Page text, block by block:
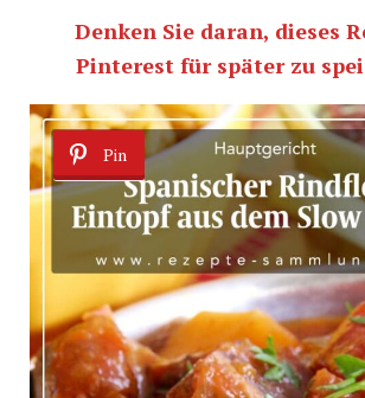
Denken Sie daran, dieses
Pinterest für später zu
Pin